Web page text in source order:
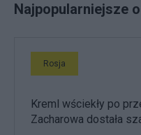
Najpopularniejsze
Rosja
Kreml wściekły po
Zacharowa dostała